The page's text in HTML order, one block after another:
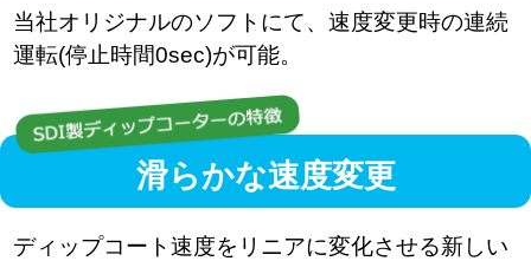
当社オリジナルのソフトにて、速度変更時の連続
運転(停止時間0sec)が可能。
滑らかな速度変更
ディップコート速度をリニアに変化させる新しい